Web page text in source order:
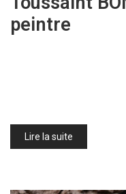
peintre
Lire la suite